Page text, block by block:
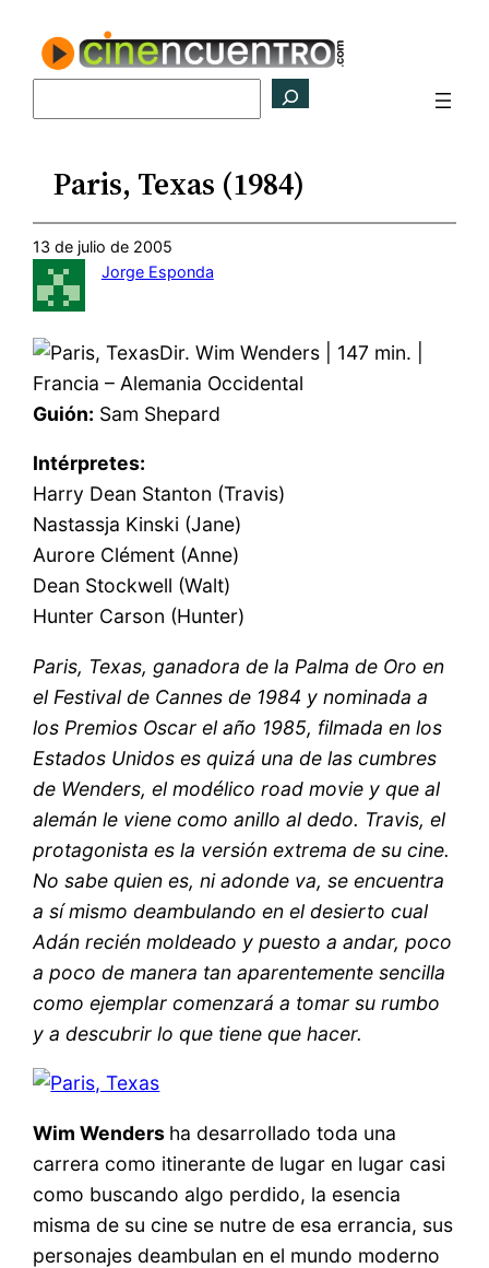
contenido
Paris, Texas (1984)
13 de julio de 2005
Jorge Esponda
Dir. Wim Wenders | 147 min. |
Francia – Alemania Occidental
Guión: Sam Shepard
Intérpretes:
Harry Dean Stanton (Travis)
Nastassja Kinski (Jane)
Aurore Clément (Anne)
Dean Stockwell (Walt)
Hunter Carson (Hunter)
Paris, Texas, ganadora de la Palma de Oro en
el Festival de Cannes de 1984 y nominada a
los Premios Oscar el año 1985, filmada en los
Estados Unidos es quizá una de las cumbres
de Wenders, el modélico road movie y que al
alemán le viene como anillo al dedo. Travis, el
protagonista es la versión extrema de su cine.
No sabe quien es, ni adonde va, se encuentra
a sí mismo deambulando en el desierto cual
Adán recién moldeado y puesto a andar, poco
a poco de manera tan aparentemente sencilla
como ejemplar comenzará a tomar su rumbo
y a descubrir lo que tiene que hacer.
Wim Wenders ha desarrollado toda una
carrera como itinerante de lugar en lugar casi
como buscando algo perdido, la esencia
misma de su cine se nutre de esa errancia, sus
personajes deambulan en el mundo moderno